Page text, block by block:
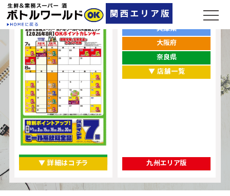
ポイントカレンダー
▼ 詳細はコチラ
お店をエリアから探す
兵庫県
大阪府
奈良県
▼ 店舗一覧
九州エリア版